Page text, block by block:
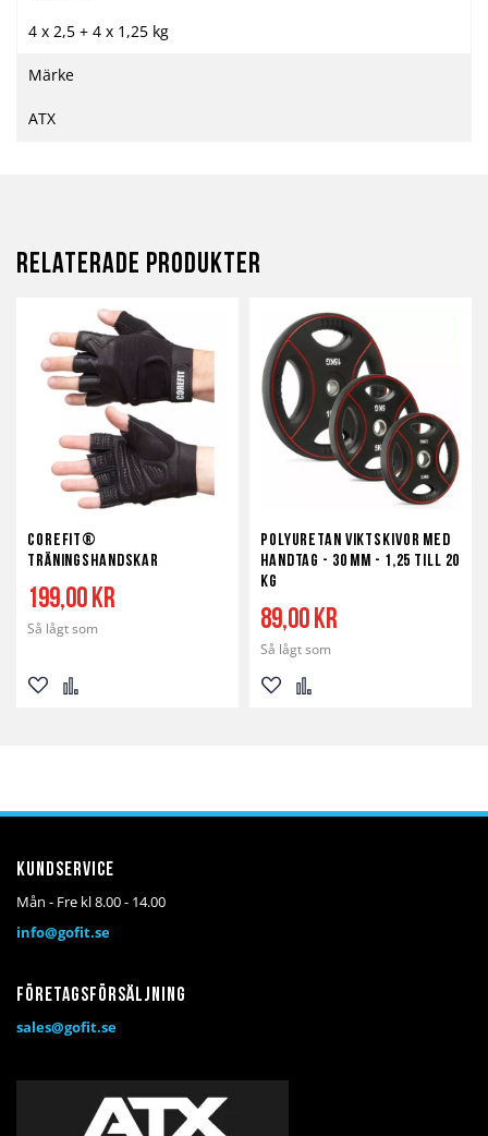
4 x 2,5 + 4 x 1,25 kg
Märke
ATX
Relaterade produkter
Corefit®
Träningshandskar
Så lågt som
199,00 kr
Polyuretan viktskivor med
Handtag - 30 mm - 1,25 till 20
kg
Så lågt som
89,00 kr
Kundservice
Mån - Fre kl 8.00 - 14.00
info@gofit.se
Företagsförsäljning
sales@gofit.se